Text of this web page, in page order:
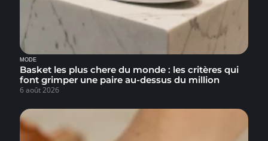
MODE
Basket les plus chere du monde : les critères qui
font grimper une paire au-dessus du million
6 août 2026